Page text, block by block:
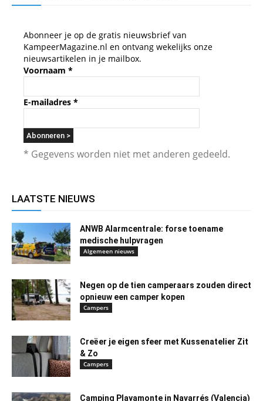
Abonneer je op de gratis nieuwsbrief van
KampeerMagazine.nl en ontvang wekelijks onze
nieuwsartikelen in je mailbox.
Voornaam *
E-mailadres *
* Gegevens worden niet met anderen gedeeld.
LAATSTE NIEUWS
ANWB Alarmcentrale: forse toename
medische hulpvragen
Algemeen nieuws
Negen op de tien camperaars zouden direct
opnieuw een camper kopen
Campers
Creëer je eigen sfeer met Kussenatelier Zit
& Zo
Campers
Camping Playamonte in Navarrés (Valencia)